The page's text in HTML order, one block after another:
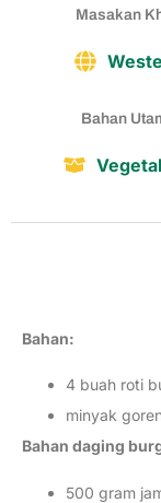
Masakan
Bahan
Bahan:
4 buah roti
minyak
Bahan daging
500 gram